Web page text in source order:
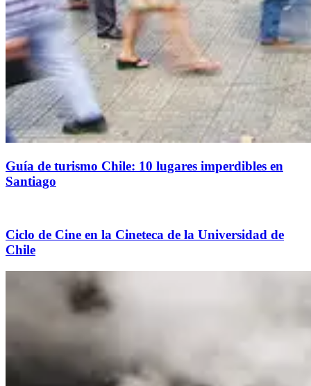
Guía de turismo Chile: 10 lugares imperdibles en
Santiago
Ciclo de Cine en la Cineteca de la Universidad de
Chile